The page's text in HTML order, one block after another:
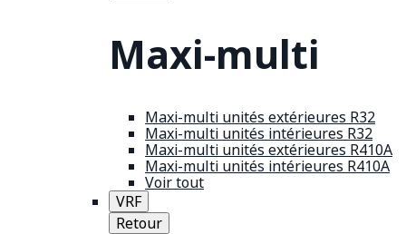
Maxi-multi
Maxi-multi unités extérieures R32
Maxi-multi unités intérieures R32
Maxi-multi unités extérieures R410A
Maxi-multi unités intérieures R410A
Voir tout
VRF
Retour